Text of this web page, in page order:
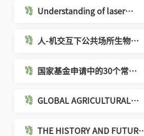
车”密码》
Understanding of laser
the perspective of CFD-
人-机交互下公共场所生物安
国家基金申请中的30个常
GLOBAL AGRICULTURAL
TRADE POLICY
THE HISTORY AND FUTURE